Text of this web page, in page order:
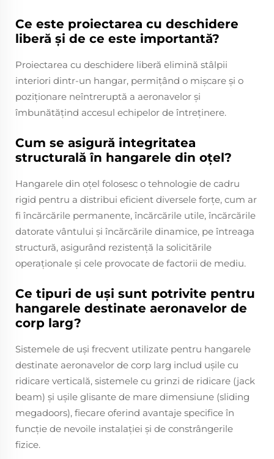
Ce este proiectarea cu deschidere
liberă și de ce este importantă?
Proiectarea cu deschidere liberă elimină stâlpii
interiori dintr-un hangar, permițând o mișcare și o
poziționare neîntreruptă a aeronavelor și
îmbunătățind accesul echipelor de întreținere.
Cum se asigură integritatea
structurală în hangarele din oțel?
Hangarele din oțel folosesc o tehnologie de cadru
rigid pentru a distribui eficient diversele forțe, cum ar
fi încărcările permanente, încărcările utile, încărcările
datorate vântului și încărcările dinamice, pe întreaga
structură, asigurând rezistență la solicitările
operaționale și cele provocate de factorii de mediu.
Ce tipuri de uși sunt potrivite pentru
hangarele destinate aeronavelor de
corp larg?
Sistemele de uși frecvent utilizate pentru hangarele
destinate aeronavelor de corp larg includ ușile cu
ridicare verticală, sistemele cu grinzi de ridicare (jack
beam) și ușile glisante de mare dimensiune (sliding
megadoors), fiecare oferind avantaje specifice în
funcție de nevoile instalației și de constrângerile
fizice.